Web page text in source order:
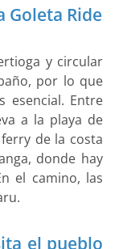
Ride
y circular
por lo que
esencial. Entre
a la playa de
de la costa
donde hay
el camino, las
el pueblo